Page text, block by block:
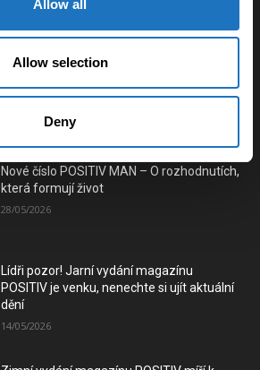
Allow all
Allow selection
Deny
Využití vlečkové sítě pro vybudování
Ostravsku a Karvinsku
03/01/2025
Nové číslo POSITIV MAN – O rozhodnutích,
která formují život
28/05/2026
Lídři pozor! Jarní vydání magazínu
POSITIV je venku, nenechte si ujít aktuální
dění
14/05/2026